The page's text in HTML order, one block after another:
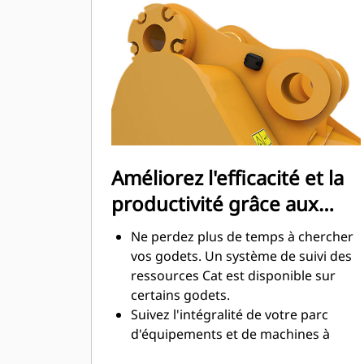
La consommation de carburant est
maximale lors de l'excavation. Les
godets Cat sont conçus pour creuser
dans les matériaux rapidement afin
d'améliorer l'efficacité de
fonctionnement globale de votre
Chargez plus de matière plus
rapidement. La forme et les barres
latérales du godet permettent une
rétention optimale des matériaux
Améliorez l'efficacité et la
productivité grâce aux
technologies Cat Connect
intégrées
Ne perdez plus de temps à chercher
vos godets. Un système de suivi des
ressources Cat est disponible sur
certains godets.
Suivez l'intégralité de votre parc
d'équipements et de machines à